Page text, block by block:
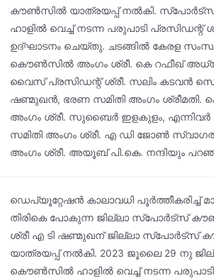
കൗൺസിൽ യാത്രയപ്പ് നൽകി.
ഹാളിൽ വെച്ച് നടന്ന പരുപാടി പ്രസിഡന്റ്
ഉദ്‌ഘാടനം ചെയ്തു. ചടങ്ങിൽ കേരള
കൌൺസിൽ അംഗം ശ്രീ. കെ റഫീഖ്
വൈസ് പ്രസിഡന്റ് ശ്രീ. സലിം കടവൻ
ഷണ്മുഖൻ, ഭരണ സമിതി അംഗം ശ്രീമതി.
അംഗം ശ്രീ. സുബൈർ ഇളകുളം, എന്നിവർ
സമിതി അംഗം ശ്രീ. എ ഡി ജോൺ
അംഗം ശ്രീ. അയൂബ് പി.കെ. നന്ദിയും
ഡെപ്യൂറ്റേഷൻ കാലാവധി പൂർത്തീകരിച്ച്‌
തിരികെ പോകുന്ന ജില്ലാ സ്പോർട്സ്
ശ്രീ എ ടി ഷണ്മുഖന് ജില്ലാ സ്പോർട്സ്
യാത്രയപ്പ് നൽകി. 2023 ജൂലൈ 29 നു
കൌൺസിൽ ഹാളിൽ വെച്ച് നടന്ന പരുപാടി